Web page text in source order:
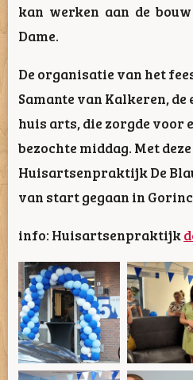
kan werken aan de
Dame.
De organisatie van het
Samante van Kalkeren, de
huis arts, die zorgde voor
bezochte middag. Met
Huisartsenpraktijk De
van start gegaan in
info: Huisartsenpraktijk